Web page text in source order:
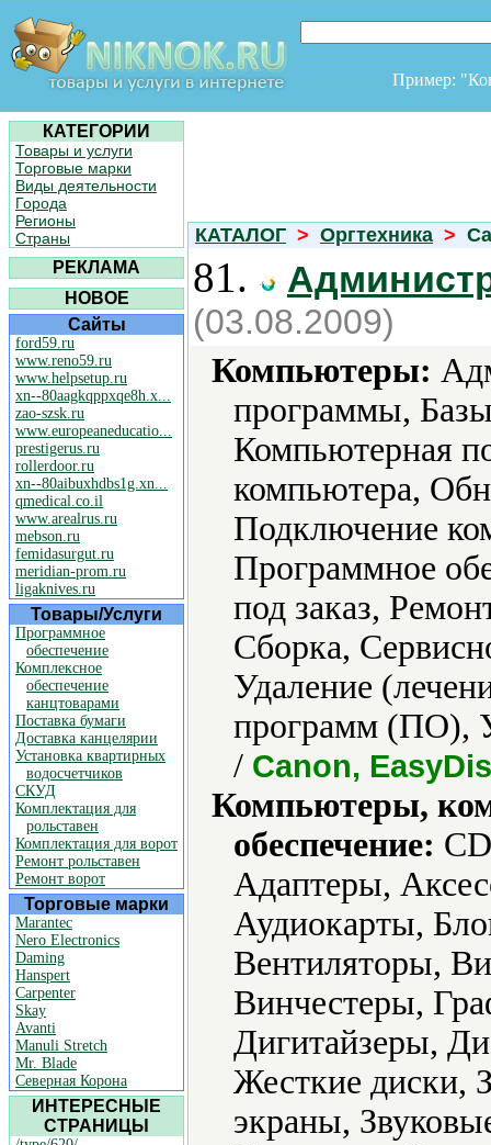
Пример:
КАТЕГОРИИ
Товары и услуги
Торговые марки
Виды деятельности
Города
Регионы
Страны
РЕКЛАМА
НОВОЕ
Сайты
ford59.ru
www.reno59.ru
www.helpsetup.ru
xn--80aagkqppxqe8h.x...
zao-szsk.ru
www.europeaneducatio...
prestigerus.ru
rollerdoor.ru
xn--80aibuxhdbs1g.xn...
qmedical.co.il
www.arealrus.ru
mebson.ru
femidasurgut.ru
meridian-prom.ru
ligaknives.ru
Товары/Услуги
Программное
обеспечение
Комплексное
обеспечение
канцтоварами
Поставка бумаги
Доставка канцелярии
Установка квартирных
водосчетчиков
СКУД
Комплектация для
рольставен
Комплектация для ворот
Ремонт рольставен
Ремонт ворот
Торговые марки
Marantec
Nero Electronics
Daming
Hanspert
Carpenter
Skay
Avanti
Manuli Stretch
Mr. Blade
Северная Корона
ИНТЕРЕСНЫЕ
СТРАНИЦЫ
КАТАЛОГ > Оргтехника >
81.
(03.08.2009)
Компьютеры:
программы,
Компьютерная
компьютера,
Подключение
Программное
под заказ,
Сборка,
Удаление
программ (ПО),
/ Canon,
Компьютеры,
обеспечение:
Адаптеры,
Аудиокарты,
Вентиляторы,
Винчестеры,
Дигитайзеры,
Жесткие диски,
экраны,